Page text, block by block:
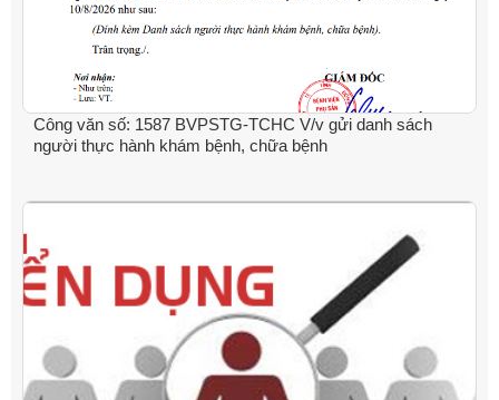
Công văn số: 1587 BVPSTG-TCHC V/v gửi danh sách
người thực hành khám bệnh, chữa bệnh